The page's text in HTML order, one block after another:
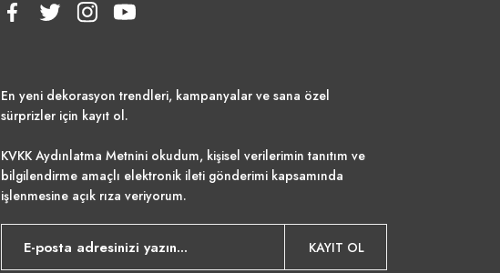
En yeni dekorasyon trendleri, kampanyalar ve sana özel
sürprizler için kayıt ol.
KVKK Aydınlatma Metnini okudum, kişisel verilerimin tanıtım ve
bilgilendirme amaçlı elektronik ileti gönderimi kapsamında
işlenmesine açık rıza veriyorum.
KAYIT OL